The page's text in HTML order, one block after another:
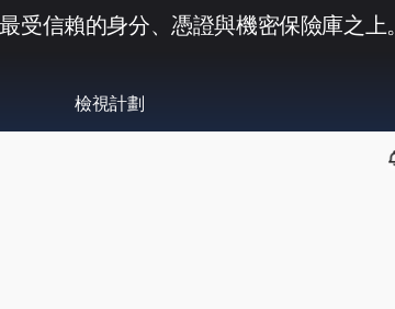
受信賴的身分、憑證與機密保險庫之上。
檢視計劃